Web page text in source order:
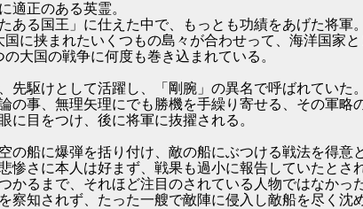
適正のある英霊。
ある国王」に仕えた中で、もっとも功績をあげた将軍。
に挟まれたいくつもの島々が合わせって、海洋国家と
大国の戦争に何度も巻き込まれている。
先駆けとして活躍し、「剛腕」の異名で呼ばれていた。
の事、無理矢理にでも勝機を手繰り寄せる、その軍略
に目をつけ、後に将軍に抜擢される。
の船に爆弾を括り付け、敵の船にぶつける戦法を得意
惨さに本人は好まず、戦果も過小に報告していたとされ
かるまで、それほど注目のされている人物ではなかった
察知されず、たった一艘で敵陣に侵入し敵船を尽く沈